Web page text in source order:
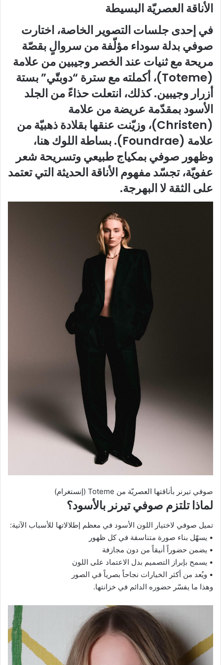
الأناقة العصريّة البسيطة
في إحدى جلسات التصوير الخاصة، اختارت
صوفي بدلة سوداء مؤلّفة من سروالٍ بقصّة
مريحة مع ثنيات عند الخصر وجيبين من علامة
(Toteme)، أكملته مع سترة “دوبتّي” بستة
أزرار وجيبين. كذلك، انتعلت حذاءً من الجلد
الأسود بمقدّمة عريضة من علامة
(Christen)، وزيّنت عنقها بقلادة ذهبيّة من
علامة (Foundrae). بساطة اللوك هنا،
وظهور صوفي بمكياج طبيعي وتسريحة شعر
عفويّة، تجسّد مفهوم الأناقة الحديثة التي تعتمد
على الثقة لا البهرجة.
صوفي تيرنر بأناقتها العصريّة من Toteme (إنستغرام)
لماذا تلتزم صوفي تيرنر بالأسود؟
تميل صوفي لاختيار اللون الأسود في معظم إطلالاتها للأسباب الآتية:
• يسهّل بناء صورة متناسقة في كل ظهور
• يضمن حضوراً أنيقاً من دون مجازفة
• يسمح بإبراز التصميم بدل الاعتماد على اللون
• ويُعد من أكثر الخيارات نجاحاً بصرياً في الصور
وهذا ما يفسّر حضوره الدائم في خزانتها.